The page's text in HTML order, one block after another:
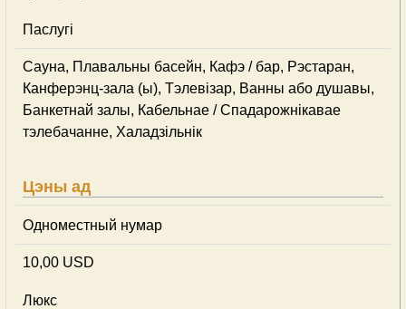
Паслугі
Сауна, Плавальны басейн, Кафэ / бар, Рэстаран,
Канферэнц-зала (ы), Тэлевізар, Ванны або душавы,
Банкетнай залы, Кабельнае / Спадарожнiкавае
тэлебачанне, Халадзільнік
Цэны ад
Одноместный нумар
10,00 USD
Люкс